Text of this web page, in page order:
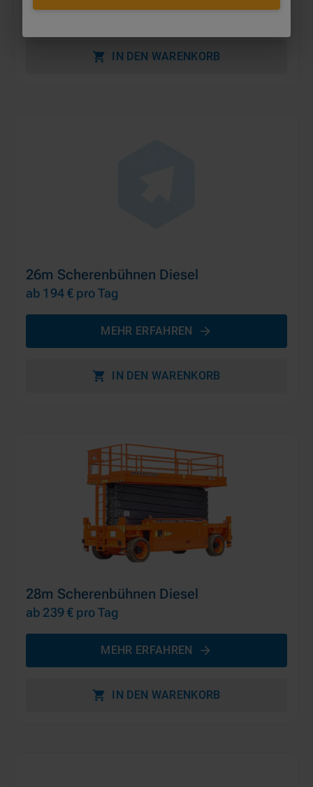
MEHR ERFAHREN
IN DEN WARENKORB
26m Scherenbühnen Diesel
ab 194 € pro Tag
MEHR ERFAHREN
IN DEN WARENKORB
28m Scherenbühnen Diesel
ab 239 € pro Tag
MEHR ERFAHREN
IN DEN WARENKORB